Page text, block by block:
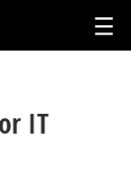
IT